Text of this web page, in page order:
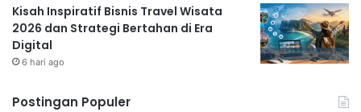
Kisah Inspiratif Bisnis Travel Wisata
2026 dan Strategi Bertahan di Era
Digital
6 hari ago
Postingan Populer